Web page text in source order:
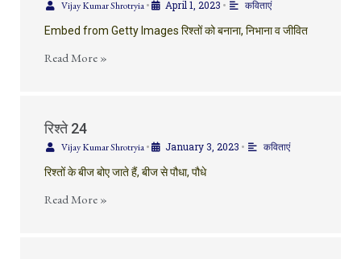
Vijay Kumar Shrotryia• April 1, 2023 •
कविताएं
Embed from Getty Images रिश्तों को बनाना, निभाना व जीवित
Read More »
रिश्ते 24
Vijay Kumar Shrotryia• January 3, 2023 •
कविताएं
रिश्तों के बीज बोए जाते हैं, बीज से पौधा, पौधे
Read More »